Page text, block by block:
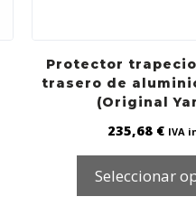
Protector
trasero de
(Original
235,68 € IVA
Seleccionar